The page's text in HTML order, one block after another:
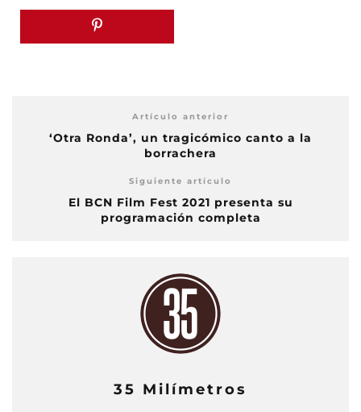
Artículo anterior
‘Otra Ronda’, un tragicómico canto a la
borrachera
Siguiente artículo
El BCN Film Fest 2021 presenta su
programación completa
35 Milímetros